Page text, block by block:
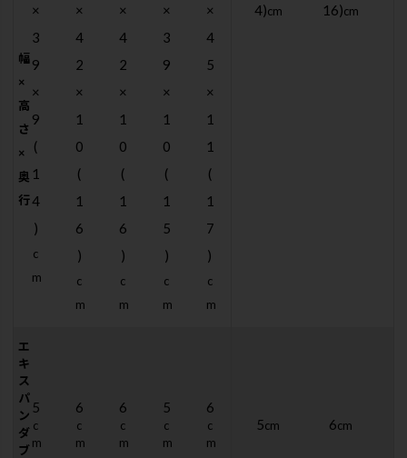
幅
×
高
さ
×
奥
行
×
3
9
×
9
(
1
4
)
c
m
×
4
2
×
1
0
(
1
6
)
c
m
×
4
2
×
1
0
(
1
6
)
c
m
×
3
9
×
1
0
(
1
5
)
c
m
×
4
5
×
1
1
(
1
7
)
c
m
4)cm
16)cm
エ
キ
ス
パ
ン
ダ
ブ
5
c
m
6
c
m
6
c
m
5
c
m
6
c
m
5cm 6cm